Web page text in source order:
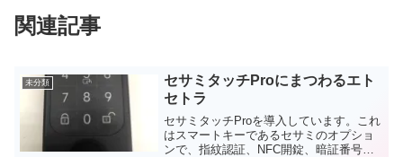
関連記事
未分類
セサミタッチProにまつわるエト
セトラ
セサミタッチProを導入しています。これ
はスマートキーであるセサミのオプショ
ンで、指紋認証、NFC開錠、暗証番号認